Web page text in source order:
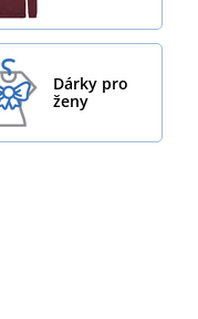
Dárky pro
ženy